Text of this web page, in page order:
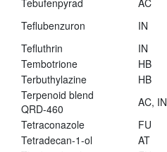
Tebufenpyrad
AC
Teflubenzuron
IN
Tefluthrin
IN
Tembotrione
HB
Terbuthylazine
HB
Terpenoid blend
QRD-460
AC, IN
Tetraconazole
FU
Tetradecan-1-ol
AT